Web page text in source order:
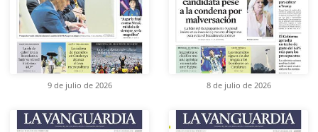
9 de julio de 2026 8 de julio de 2026